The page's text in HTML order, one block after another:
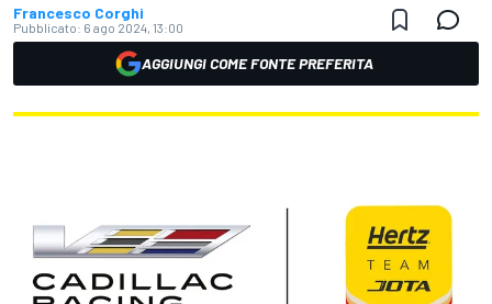
Francesco Corghi
Pubblicato: 6 ago 2024, 13:00
AGGIUNGI COME FONTE PREFERITA